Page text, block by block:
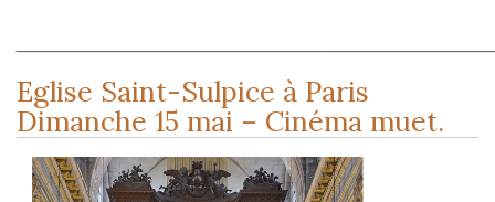
Eglise Saint-Sulpice à Paris
Dimanche 15 mai – Cinéma muet.